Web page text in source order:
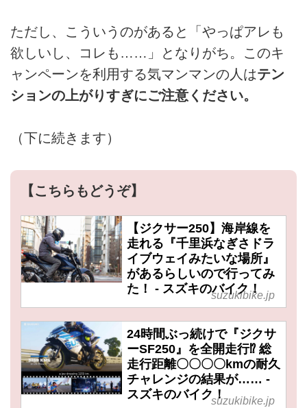
ただし、こういうのがあると「やっぱアレも
欲しいし、コレも……」となりがち。このキ
ャンペーンを利用する気マンマンの人はテン
ションの上がりすぎにご注意ください。
（下に続きます）
【こちらもどうぞ】
【ジクサー250】海岸線を
走れる『千里浜なぎさドラ
イブウェイみたいな場所』
があるらしいので行ってみ
た！ - スズキのバイク！
suzukibike.jp
24時間ぶっ続けで『ジクサ
ーSF250』を全開走行⁉︎ 総
走行距離〇〇〇〇kmの耐久
チャレンジの結果が…… -
スズキのバイク！suzukibike.jp